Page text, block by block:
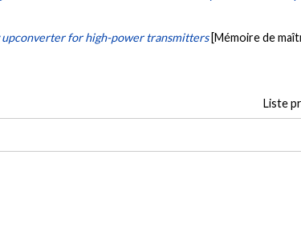
upconverter for high-power transmitters [Mémoire de
Liste